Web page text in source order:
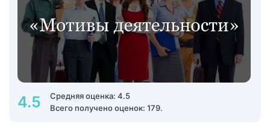
4.5
Средняя оценка: 4.5
Всего получено оценок: 179.